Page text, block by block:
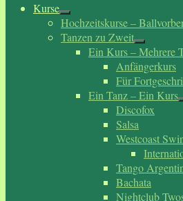
Kurse
Hochzeitskurse –
Tanzen zu Zweit
Ein Kurs – Mehrere
Anfängerkurs
Für
Ein Tanz – Ein Kurs
Discofox
Salsa
Westcoast
Tango
Bachata
Nightclub